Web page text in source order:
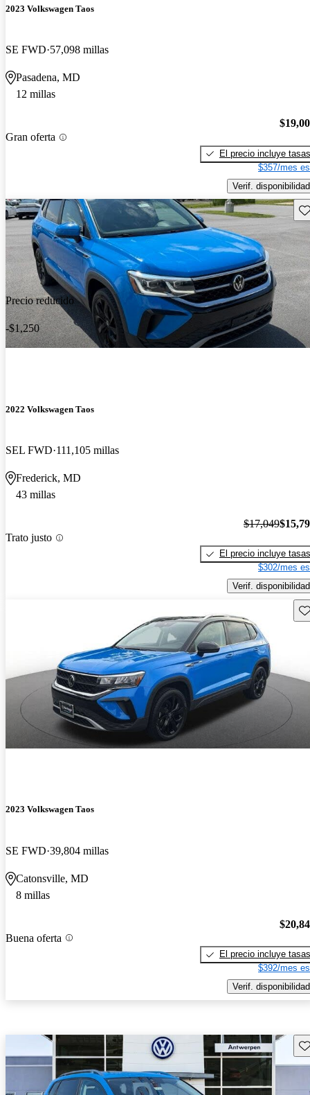
2023 Volkswagen Taos
SE FWD 57,098 millas
Pasadena, MD
12 millas
Gran oferta
El precio incluye tasas
$357/mes
Verif. disponibilidad
Precio reducido
-$1,250
2022 Volkswagen Taos
SEL FWD 111,105 millas
Frederick, MD
43 millas
Trato justo
$17,049
El precio incluye tasas
$302/mes
Verif. disponibilidad
2023 Volkswagen Taos
SE FWD 39,804 millas
Catonsville, MD
8 millas
Buena oferta
El precio incluye tasas
$392/mes
Verif. disponibilidad